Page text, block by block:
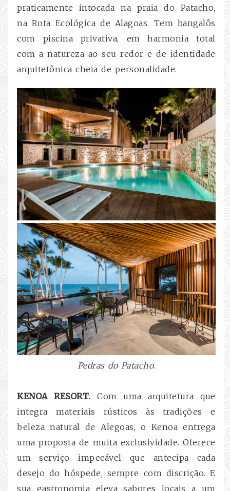
praticamente intocada na praia do Patacho,
na Rota Ecológica de Alagoas. Tem bangalôs
com piscina privativa, em harmonia total
com a natureza ao seu redor e de identidade
arquitetônica cheia de personalidade.
Pedras do Patacho.
KENOA RESORT.Com uma arquitetura que
integra materiais rústicos às tradições e
beleza natural de Alegoas, o Kenoa entrega
uma proposta de muita exclusividade. Oferece
um serviço impecável que antecipa cada
desejo do hóspede, sempre com discrição. E
sua gastronomia eleva sabores locais a um